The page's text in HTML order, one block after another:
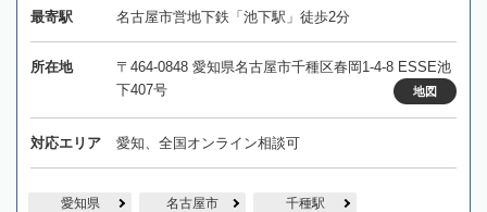
最寄駅 名古屋市営地下鉄「池下駅」徒歩2分
所在地
〒464-0848 愛知県名古屋市千種区春岡1-4-8 ESSE池
下407号
地図
対応エリア 愛知、全国オンライン相談可
愛知県 名古屋市 千種駅